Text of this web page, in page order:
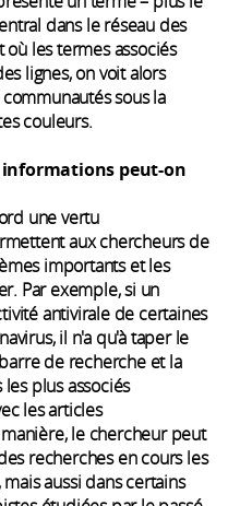
dans le réseau des
les termes associés
lignes, on voit alors
sous la
couleurs.
peut-on
une vertu
aux chercheurs de
importants et les
Par exemple, si un
antivirale de certaines
il n'a qu'à taper le
de recherche et la
plus associés
les articles
le chercheur peut
recherches en cours les
aussi dans certains